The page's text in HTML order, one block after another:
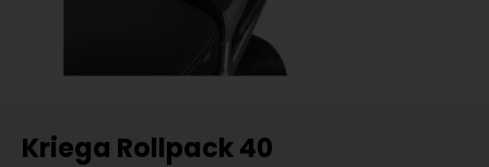
Kriega Rollpack 40